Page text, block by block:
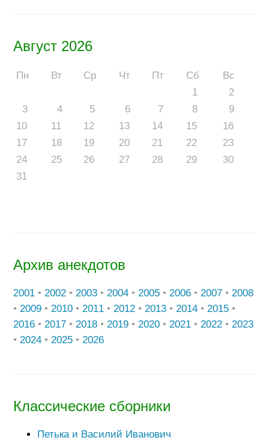
Август 2026
Пн Вт Ср Чт Пт Сб
Вс
1
2
3
4 5 6 7 8
9
10
11 12 13 14 15
16
17
18 19 20 21 22
23
24
25 26 27 28 29
30
31
Архив анекдотов
2001 • 2002 • 2003 • 2004 • 2005 • 2006 • 2007 • 2008
• 2009 • 2010 • 2011 • 2012 • 2013 • 2014 • 2015 •
2016 • 2017 • 2018 • 2019 • 2020 • 2021 • 2022 • 2023
• 2024 • 2025 • 2026
Классические сборники
Петька и Василий Иванович